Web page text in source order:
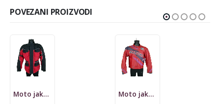
POVEZANI PROIZVODI
Moto jakna MT Gear, enduro Moto jakna Segura, kožna, racing, Suzuki